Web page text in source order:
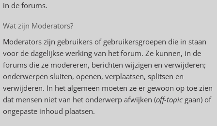
in de forums.
Wat zijn Moderators?
Moderators zijn gebruikers of gebruikersgroepen die in staan
voor de dagelijkse werking van het forum. Ze kunnen, in de
forums die ze modereren, berichten wijzigen en verwijderen;
onderwerpen sluiten, openen, verplaatsen, splitsen en
verwijderen. In het algemeen moeten ze er gewoon op toe zien
dat mensen niet van het onderwerp afwijken (off-topic gaan) of
ongepaste inhoud plaatsen.